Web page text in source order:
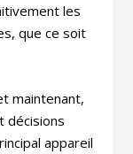
les
que ce soit
maintenant,
décisions
appareil